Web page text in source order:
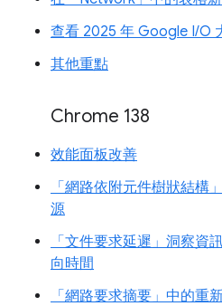
查看 2025 年 Google I/O
其他重點
Chrome 138
效能面板改善
「網路依附元件樹狀結構
源
「文件要求延遲」洞察資
向時間
「網路要求摘要」中的重